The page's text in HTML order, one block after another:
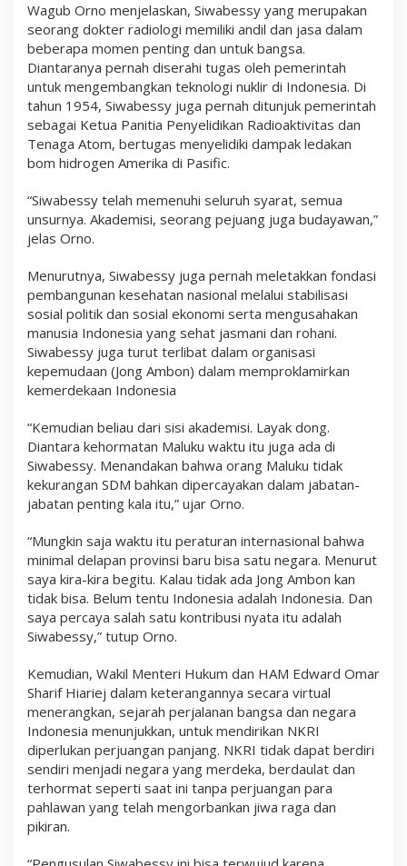
Wagub Orno menjelaskan, Siwabessy yang merupakan
seorang dokter radiologi memiliki andil dan jasa dalam
beberapa momen penting dan untuk bangsa.
Diantaranya pernah diserahi tugas oleh pemerintah
untuk mengembangkan teknologi nuklir di Indonesia. Di
tahun 1954, Siwabessy juga pernah ditunjuk pemerintah
sebagai Ketua Panitia Penyelidikan Radioaktivitas dan
Tenaga Atom, bertugas menyelidiki dampak ledakan
bom hidrogen Amerika di Pasific.
“Siwabessy telah memenuhi seluruh syarat, semua
unsurnya. Akademisi, seorang pejuang juga budayawan,”
jelas Orno.
Menurutnya, Siwabessy juga pernah meletakkan fondasi
pembangunan kesehatan nasional melalui stabilisasi
sosial politik dan sosial ekonomi serta mengusahakan
manusia Indonesia yang sehat jasmani dan rohani.
Siwabessy juga turut terlibat dalam organisasi
kepemudaan (Jong Ambon) dalam memproklamirkan
kemerdekaan Indonesia
“Kemudian beliau dari sisi akademisi. Layak dong.
Diantara kehormatan Maluku waktu itu juga ada di
Siwabessy. Menandakan bahwa orang Maluku tidak
kekurangan SDM bahkan dipercayakan dalam jabatan-
jabatan penting kala itu,” ujar Orno.
“Mungkin saja waktu itu peraturan internasional bahwa
minimal delapan provinsi baru bisa satu negara. Menurut
saya kira-kira begitu. Kalau tidak ada Jong Ambon kan
tidak bisa. Belum tentu Indonesia adalah Indonesia. Dan
saya percaya salah satu kontribusi nyata itu adalah
Siwabessy,” tutup Orno.
Kemudian, Wakil Menteri Hukum dan HAM Edward Omar
Sharif Hiariej dalam keterangannya secara virtual
menerangkan, sejarah perjalanan bangsa dan negara
Indonesia menunjukkan, untuk mendirikan NKRI
diperlukan perjuangan panjang. NKRI tidak dapat berdiri
sendiri menjadi negara yang merdeka, berdaulat dan
terhormat seperti saat ini tanpa perjuangan para
pahlawan yang telah mengorbankan jiwa raga dan
pikiran.